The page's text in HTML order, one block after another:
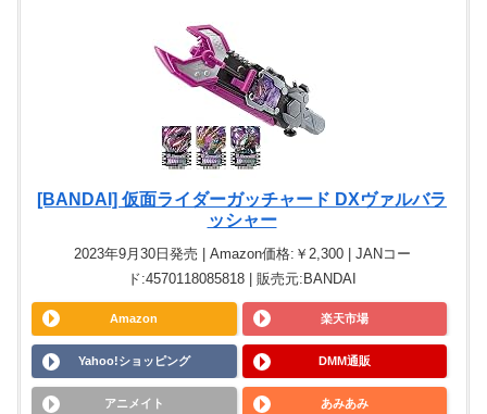
[BANDAI] 仮面ライダーガッチャード DXヴァルバラ
ッシャー
2023年9月30日発売 | Amazon価格:￥2,300 | JANコー
ド:4570118085818 | 販売元:BANDAI
Amazon 楽天市場
Yahoo!ショッピング DMM通販
アニメイト あみあみ